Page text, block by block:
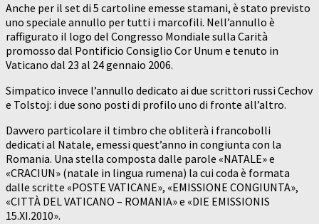
Anche per il set di 5 cartoline emesse stamani, è stato previsto
uno speciale annullo per tutti i marcofili. Nell’annullo è
raffigurato il logo del Congresso Mondiale sulla Carità
promosso dal Pontificio Consiglio Cor Unum e tenuto in
Vaticano dal 23 al 24 gennaio 2006.
Simpatico invece l’annullo dedicato ai due scrittori russi Cechov
e Tolstoj: i due sono posti di profilo uno di fronte all’altro.
Davvero particolare il timbro che obliterà i francobolli
dedicati al Natale, emessi quest’anno in congiunta con la
Romania. Una stella composta dalle parole «NATALE» e
«CRACIUN» (natale in lingua rumena) la cui coda è formata
dalle scritte «POSTE VATICANE», «EMISSIONE CONGIUNTA»,
«CITTÀ DEL VATICANO – ROMANIA» e «DIE EMISSIONIS
15.XI.2010».